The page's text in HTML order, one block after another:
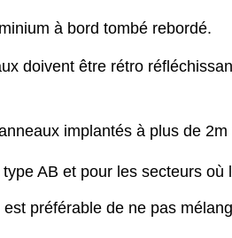
à bord tombé rebordé.
doivent être rétro
implantés à plus de
AB et pour les secteurs
préférable de ne pas